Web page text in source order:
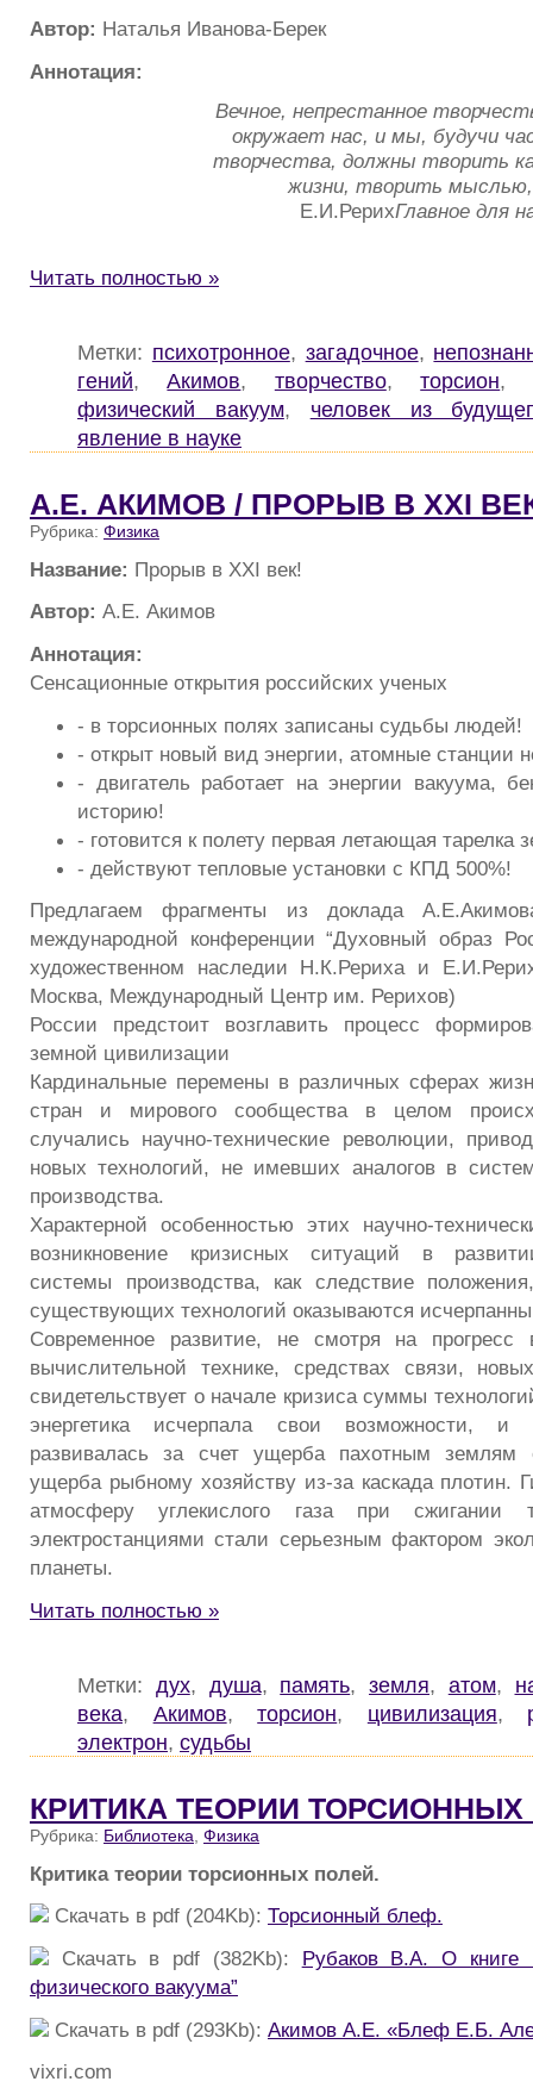
Автор: Наталья Иванова-Берек
Аннотация:
Вечное, непрестанное
окружает нас, и мы, будучи
творчества, должны творить
жизни, творить
Е.И.РерихГлавное для
Читать полностью »
Метки: психотронное, загадочное,
гений,Акимов, творчество,торсион,
физический вакуум, человек из
явление в науке
А.Е. АКИМОВ / ПРОРЫВ В XXI
Рубрика: Физика
Название: Прорыв в XXI век!
Автор: А.Е. Акимов
Аннотация:
Сенсационные открытия российских ученых
- в торсионных полях записаны судьбы людей!
- открыт новый вид энергии, атомные станции
- двигатель работает на энергии вакуума,
историю!
- готовится к полету первая летающая тарелка
- действуют тепловые установки с КПД 500%!
Предлагаем фрагменты из доклада
международной конференции “Духовный образ
художественном наследии Н.К.Рериха и
Москва, Международный Центр им. Рерихов)
России предстоит возглавить процесс
земной цивилизации
Кардинальные перемены в различных сферах
стран и мирового сообщества в целом
случались научно-технические революции,
новых технологий, не имевших аналогов в
производства.
Характерной особенностью этих научно-
возникновение кризисных ситуаций в
системы производства, как следствие
существующих технологий оказываются
Современное развитие, не смотря на прогресс
вычислительной технике, средствах связи,
свидетельствует о начале кризиса суммы
энергетика исчерпала свои возможности, и
развивалась за счет ущерба пахотным
ущерба рыбному хозяйству из-за каскада плотин.
атмосферу углекислого газа при сжигании
электростанциями стали серьезным фактором
планеты.
Читать полностью »
Метки: дух, душа, память, земля, атом,
века, Акимов,торсион, цивилизация,
электрон, судьбы
КРИТИКА ТЕОРИИ ТОРСИОННЫХ
Рубрика: Библиотека Физика
Критика теории торсионных полей.
Скачать в pdf (204Kb): Торсионный блеф.
Скачать в pdf (382Kb): Рубаков В.А. О книге
физического вакуума”
Скачать в pdf (293Kb): Акимов А.Е. «Блеф Е.Б.
vixri.com